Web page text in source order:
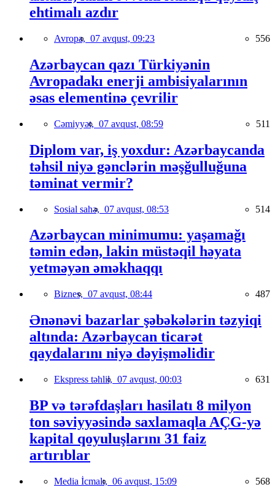
ehtimalı azdır
Avropa, 07 avqust, 09:23 556
Azərbaycan qazı Türkiyənin
Avropadakı enerji ambisiyalarının
əsas elementinə çevrilir
Cəmiyyət, 07 avqust, 08:59 511
Diplom var, iş yoxdur: Azərbaycanda
təhsil niyə gənclərin məşğulluğuna
təminat vermir?
Sosial sahə, 07 avqust, 08:53 514
Azərbaycan minimumu: yaşamağı
təmin edən, lakin müstəqil həyata
yetməyən əməkhaqqı
Biznes, 07 avqust, 08:44 487
Ənənəvi bazarlar şəbəkələrin təzyiqi
altında: Azərbaycan ticarət
qaydalarını niyə dəyişməlidir
Ekspress təhlil, 07 avqust, 00:03 631
BP və tərəfdaşları hasilatı 8 milyon
ton səviyyəsində saxlamaqla AÇG-yə
kapital qoyuluşlarını 31 faiz
artırıblar
Media İcmalı, 06 avqust, 15:09 568